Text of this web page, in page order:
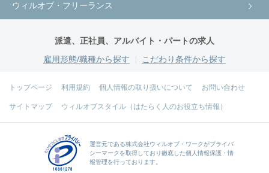
ウィルオブ・フリーランス
派遣、正社員、アルバイト・パートの求人
雇用形態/職種から探す
こだわり条件から探す
トップページ 利用規約 個人情報の取り扱いについて お問い合わせ
サイトマップ ウィルオブスタイル（はたらく人のお役立ち情報）
運営元である株式会社ウィルオブ・ワークがプライバ
シーマークを取得しており徹底した個人情報保護・情
報管理を行っております。